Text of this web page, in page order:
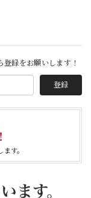
録をお願いします！
登録
す。
【Cooperstown Ball Cap】Made in USA Baseball Cap "1952 BIRMINGHAM BLACK BARONS" 新品 クーパーズタウンボールキャップ バーミングハムブラックバロンズ 6パネル